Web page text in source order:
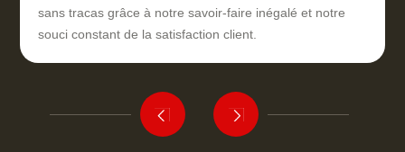
sans tracas grâce à notre savoir-faire inégalé et notre
souci constant de la satisfaction client.